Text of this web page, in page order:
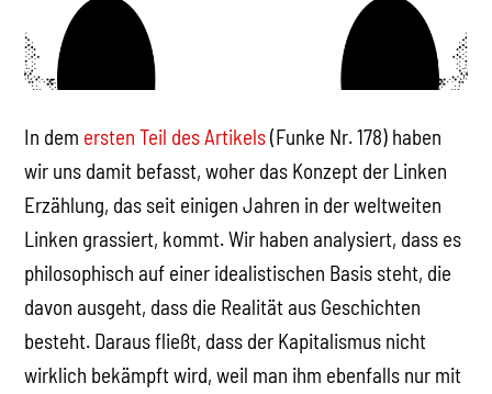
In dem ersten Teil des Artikels(Funke Nr. 178) haben
wir uns damit befasst, woher das Konzept der Linken
Erzählung, das seit einigen Jahren in der weltweiten
Linken grassiert, kommt. Wir haben analysiert, dass es
philosophisch auf einer idealistischen Basis steht, die
davon ausgeht, dass die Realität aus Geschichten
besteht. Daraus fließt, dass der Kapitalismus nicht
wirklich bekämpft wird, weil man ihm ebenfalls nur mit